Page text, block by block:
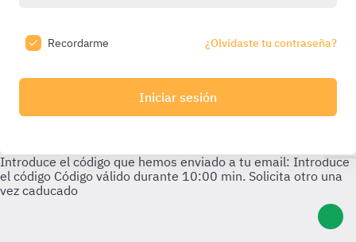
Recordarme ¿Olvidaste tu contraseña?
Iniciar sesión
Introduce el código que hemos enviado a tu email: Introduce
el código Código válido durante 10:00 min. Solicita otro una
vez caducado